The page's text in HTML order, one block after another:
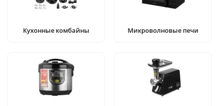
Кухонные комбайны Микроволновые печи